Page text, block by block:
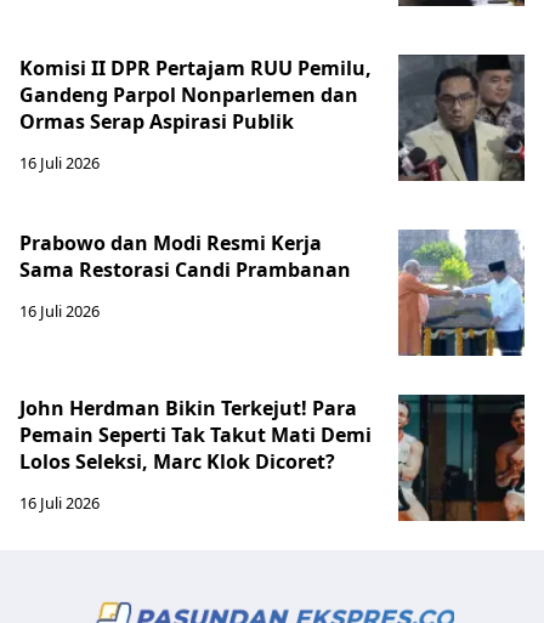
Komisi II DPR Pertajam RUU Pemilu,
Gandeng Parpol Nonparlemen dan
Ormas Serap Aspirasi Publik
16 Juli 2026
Prabowo dan Modi Resmi Kerja
Sama Restorasi Candi Prambanan
16 Juli 2026
John Herdman Bikin Terkejut! Para
Pemain Seperti Tak Takut Mati Demi
Lolos Seleksi, Marc Klok Dicoret?
16 Juli 2026